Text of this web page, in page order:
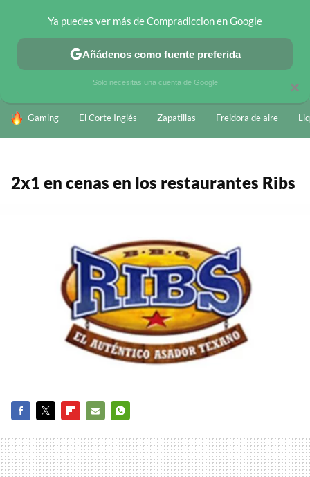
CHOLLOS TELEGRAM OFERTAS EN MÓVILES OFERTAS EN
HOY SE HABLA DE
Gaming El Corte Inglés Zapatillas Freidora de aire
2x1 en cenas en los restaurantes Ribs
MAIL
×
Ya puedes ver más de Compradiccion en Google
Añádenos como fuente preferida
Solo necesitas una cuenta de Google